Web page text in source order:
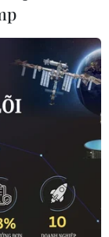
nhiệm
Karen
về quyền
làm